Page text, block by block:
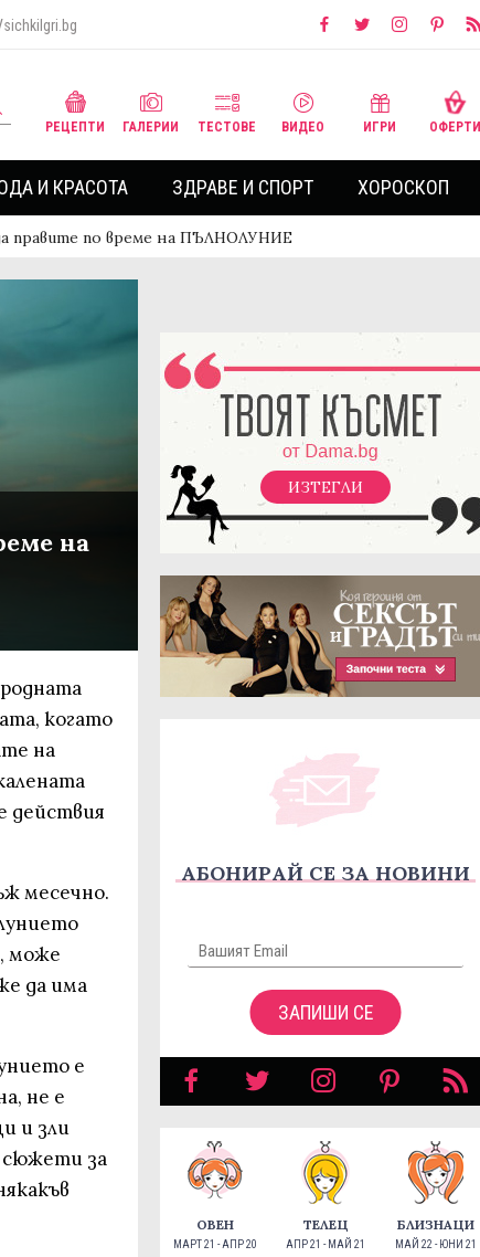
РЕЦЕПТИ ГАЛЕРИИ ТЕСТОВЕ ВИДЕО ИГРИ ОФЕРТИ
И КРАСОТА ЗДРАВЕ И СПОРТ ХОРОСКОП
правите по време на ПЪЛНОЛУНИЕ
на
когато
на
действия
месечно.
може
да има
е
не е
и зли
сюжети за
ИЗТЕГЛИ
АБОНИРАЙ СЕ ЗА НОВИНИ
ЗАПИШИ СЕ
ОВЕН
МАРТ 21 - АПР 20
ТЕЛЕЦ
АПР 21 - МАЙ 21
БЛИЗНАЦИ
МАЙ 22 - ЮНИ 21